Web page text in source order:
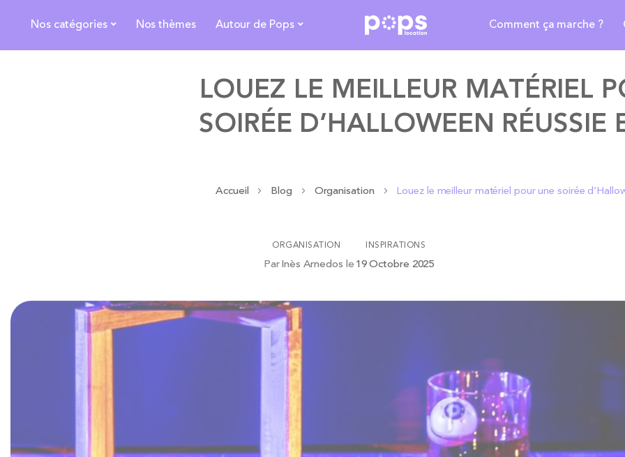
Nos catégories Nos thèmes Autour de Pops Comment ça marche ?
LOUEZ LE MEILLEUR MATÉRIEL
SOIRÉE D’HALLOWEEN
Accueil Blog Organisation Louez le meilleur matériel pour une soirée
ORGANISATION INSPIRATIONS
ParInès Arnedos le19 Octobre 2025